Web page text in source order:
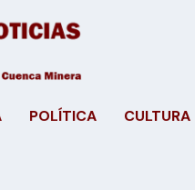
POLÍTICA CULTURA